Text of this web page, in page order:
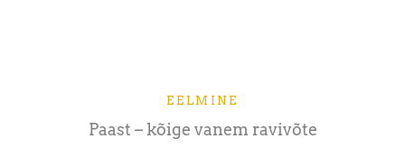
EELMINE
Paast – kõige vanem ravivõte